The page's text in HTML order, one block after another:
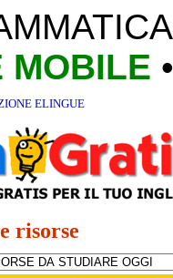
MOBILE
ELINGUE
risorse